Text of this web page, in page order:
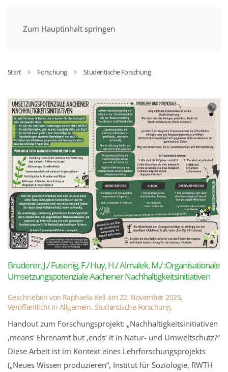
Zum Hauptinhalt springen
Start Forschung Studentische Forschung
Bruderer, J./ Fusenig, F./ Huy, H./ Almalek, M./ :Organisationale
Umsetzungspotenziale Aachener Nachhaltigkeitsinitiativen
Geschrieben von Raphaela Kell am 22. November 2025.
Veröffentlicht in Allgemein, Studentische Forschung.
Handout zum Forschungsprojekt: „Nachhaltigkeitsinitiativen
‚means‘ Ehrenamt but ‚ends‘ it in Natur- und Umweltschutz?“
Diese Arbeit ist im Kontext eines Lehrforschungsprojekts
(„Neues Wissen produzieren“, Institut für Soziologie, RWTH